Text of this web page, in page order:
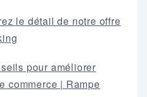
le détail de notre offre
pour améliorer
commerce | Rampe